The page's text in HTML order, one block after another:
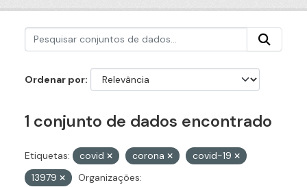
Ordenar por
1 conjunto de dados encontrado
Etiquetas: covid corona
covid-19
13979
Organizações: